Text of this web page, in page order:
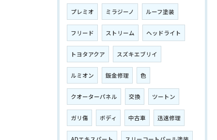
プレミオ ミラジーノ ルーフ塗装
フリード ストリーム ヘッドライト
トヨタアクア スズキエブリイ
ルミオン 鈑金修理 色
クオーターパネル 交換 ツートン
ガリ傷 ボディ 中古車 迅速修理